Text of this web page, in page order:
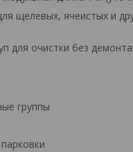
щелевых, ячеистых и
для очистки без
группы